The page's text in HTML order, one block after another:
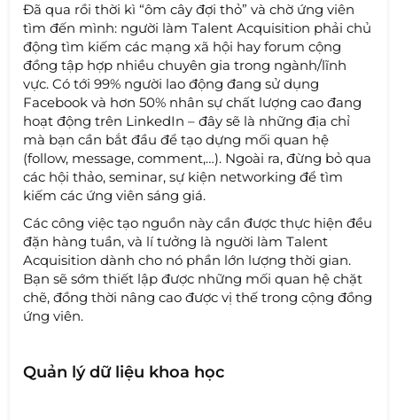
Đã qua rồi thời kì “ôm cây đợi thỏ” và chờ ứng viên
tìm đến mình: người làm Talent Acquisition phải chủ
động tìm kiếm các mạng xã hội hay forum cộng
đồng tập hợp nhiều chuyên gia trong ngành/lĩnh
vực. Có tới 99% người lao động đang sử dụng
Facebook và hơn 50% nhân sự chất lượng cao đang
hoạt động trên LinkedIn – đây sẽ là những địa chỉ
mà bạn cần bắt đầu để tạo dựng mối quan hệ
(follow, message, comment,…). Ngoài ra, đừng bỏ qua
các hội thảo, seminar, sự kiện networking để tìm
kiếm các ứng viên sáng giá.
Các công việc tạo nguồn này cần được thực hiện đều
đặn hàng tuần, và lí tưởng là người làm Talent
Acquisition dành cho nó phần lớn lượng thời gian.
Bạn sẽ sớm thiết lập được những mối quan hệ chặt
chẽ, đồng thời nâng cao được vị thế trong cộng đồng
ứng viên.
Quản lý dữ liệu khoa học